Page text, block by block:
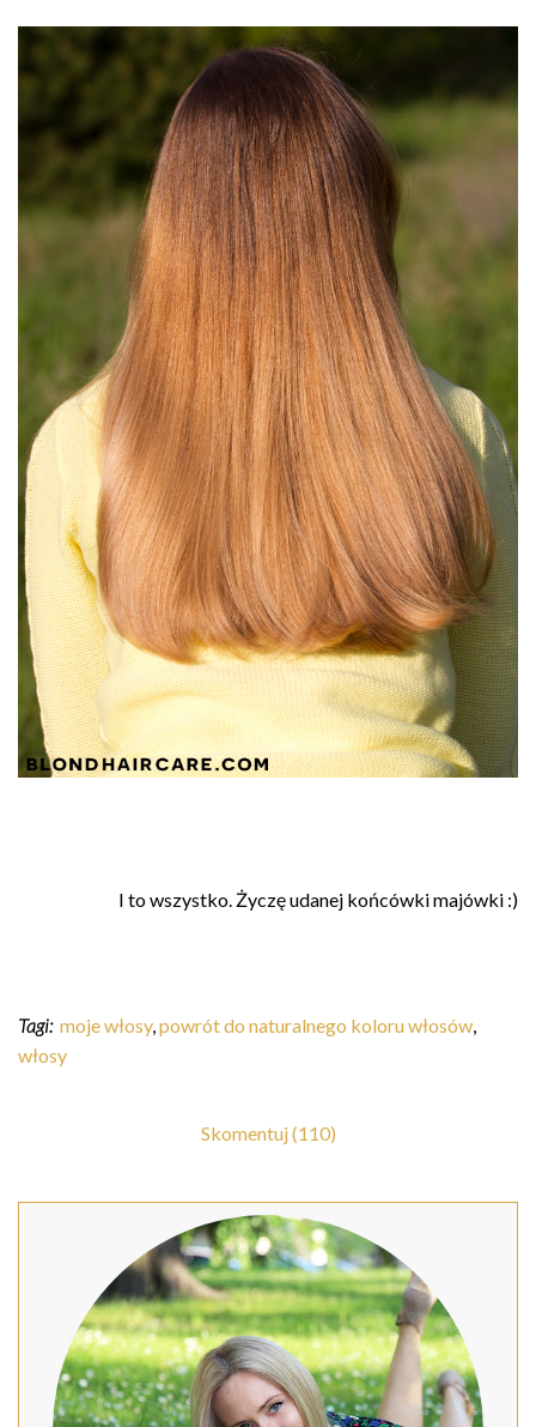
I to wszystko. Życzę udanej końcówki majówki :)
Tagi: moje włosy,powrót do naturalnego koloru włosów,
włosy
Skomentuj (110)